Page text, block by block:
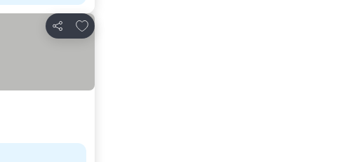
Compartir
Agregar a favoritos